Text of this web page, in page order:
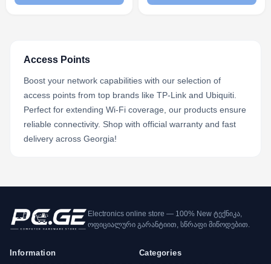
Access Points
Boost your network capabilities with our selection of
access points from top brands like TP-Link and Ubiquiti.
Perfect for extending Wi-Fi coverage, our products ensure
reliable connectivity. Shop with official warranty and fast
delivery across Georgia!
Electronics online store — 100% New ტექნიკა,
ოფიციალური გარანტიით, სწრაფი მიწოდებით.
Information Categories